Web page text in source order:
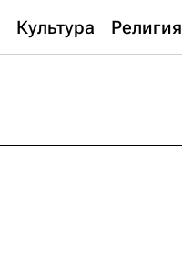
Культура Религия